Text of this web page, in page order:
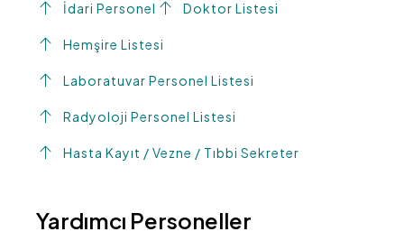
İdari Personel Doktor Listesi
Hemşire Listesi
Laboratuvar Personel Listesi
Radyoloji Personel Listesi
Hasta Kayıt / Vezne / Tıbbi Sekreter
Yardımcı Personeller